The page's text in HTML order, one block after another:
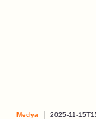
Medya 2025-11-